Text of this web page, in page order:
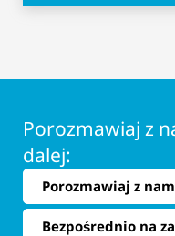
Porozmawiaj z
dalej:
Porozmawiaj z
Bezpośrednio na